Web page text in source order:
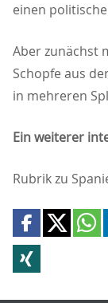
einen
Aber zunächst
Schopfe aus
in mehreren
Ein weiterer
Rubrik zu